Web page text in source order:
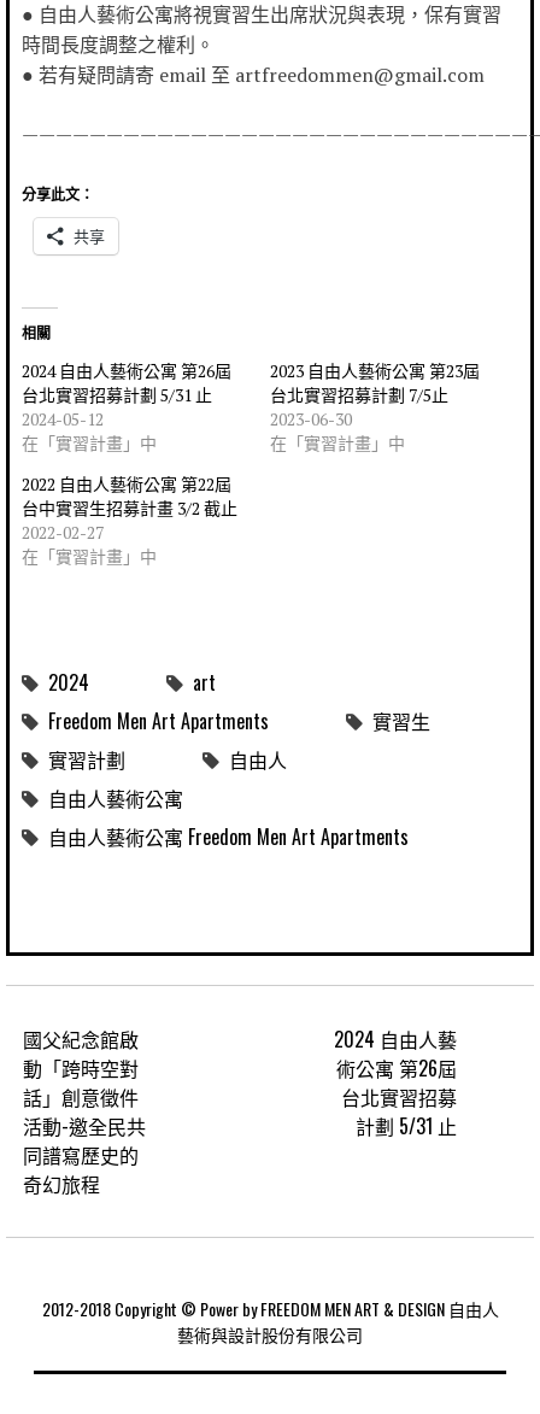
● 自由人藝術公寓將視實習生出席狀況與表現，保有實習
時間長度調整之權利。
● 若有疑問請寄 email 至 artfreedommen@gmail.com
分享此文：
共享
相關
2024 自由人藝術公寓 第26屆
台北實習招募計劃 5/31 止
2024-05-12
在「實習計畫」中
2023 自由人藝術公寓 第23屆
台北實習招募計劃 7/5止
2023-06-30
在「實習計畫」中
2022 自由人藝術公寓 第22屆
台中實習生招募計畫 3/2 截止
2022-02-27
在「實習計畫」中
2024
art
Freedom Men Art Apartments
實習生
實習計劃
自由人
自由人藝術公寓
自由人藝術公寓 Freedom Men Art Apartments
國父紀念館啟
動「跨時空對
話」創意徵件
活動-邀全民共
同譜寫歷史的
奇幻旅程
2024 自由人藝
術公寓 第26屆
台北實習招募
計劃 5/31 止
2012-2018 Copyright © Power by FREEDOM MEN ART & DESIGN 自由人
藝術與設計股份有限公司